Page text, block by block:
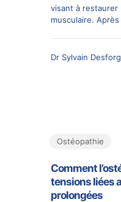
visant à restaurer
musculaire. Après
Dr Sylvain
Ostéopathie
Comment
tensions liées
prolongées